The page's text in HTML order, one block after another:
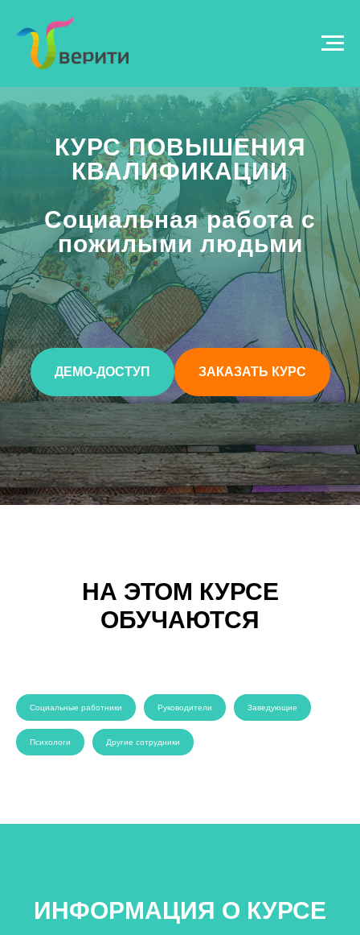
КУРС ПОВЫШЕНИЯ
КВАЛИФИКАЦИИ
Социальная работа с
пожилыми людьми
ДЕМО-ДОСТУП ЗАКАЗАТЬ КУРС
НА ЭТОМ КУРСЕ
ОБУЧАЮТСЯ
Социальные работники Руководители Заведующие
Психологи Другие сотрудники
ИНФОРМАЦИЯ О КУРСЕ